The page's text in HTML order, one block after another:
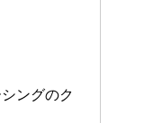
ングのク